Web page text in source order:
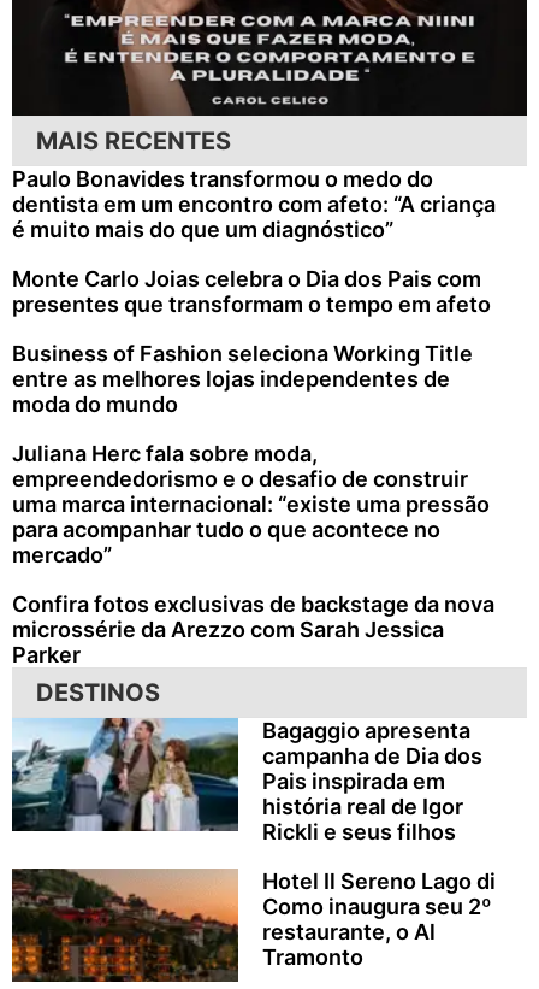
MAIS RECENTES
Paulo Bonavides transformou o medo do
dentista em um encontro com afeto: “A criança
é muito mais do que um diagnóstico”
Monte Carlo Joias celebra o Dia dos Pais com
presentes que transformam o tempo em afeto
Business of Fashion seleciona Working Title
entre as melhores lojas independentes de
moda do mundo
Juliana Herc fala sobre moda,
empreendedorismo e o desafio de construir
uma marca internacional: “existe uma pressão
para acompanhar tudo o que acontece no
mercado”
Confira fotos exclusivas de backstage da nova
microssérie da Arezzo com Sarah Jessica
Parker
DESTINOS
Bagaggio apresenta
campanha de Dia dos
Pais inspirada em
história real de Igor
Rickli e seus filhos
Hotel Il Sereno Lago di
Como inaugura seu 2º
restaurante, o Al
Tramonto